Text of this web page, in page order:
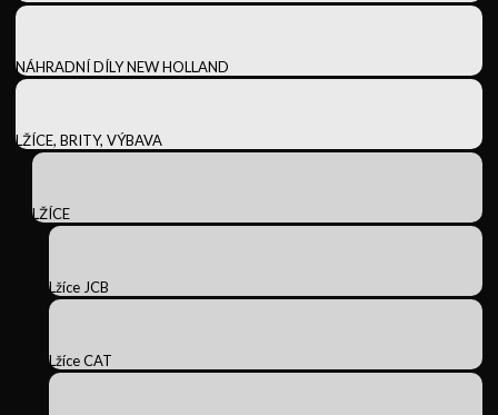
NÁHRADNÍ DÍLY NEW HOLLAND
LŽÍCE, BRITY, VÝBAVA
LŽÍCE
Lžíce JCB
Lžíce CAT